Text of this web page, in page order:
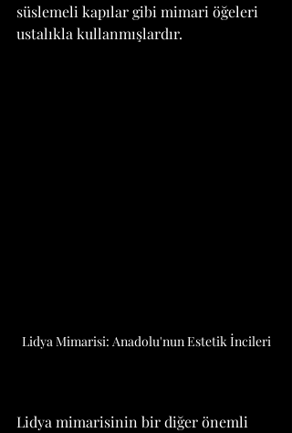
süslemeli kapılar gibi mimari öğeleri
ustalıkla kullanmışlardır.
Lidya Mimarisi: Anadolu'nun Estetik İncileri
Lidya mimarisinin bir diğer önemli